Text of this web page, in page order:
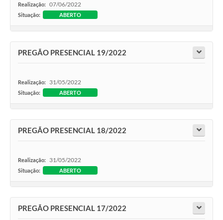
Realização: 07/06/2022
Situação: ABERTO
PREGÃO PRESENCIAL 19/2022
Realização: 31/05/2022
Situação: ABERTO
PREGÃO PRESENCIAL 18/2022
Realização: 31/05/2022
Situação: ABERTO
PREGÃO PRESENCIAL 17/2022